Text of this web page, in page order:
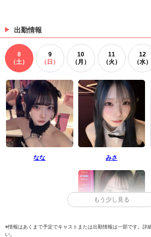
出勤情報
8
（土）
9
（日）
10
（月）
11
（火）
12
（水）
なな みさ
もう少し見る
※情報はあくまで予定でキャストまたは出勤情報は一部です。詳
い。